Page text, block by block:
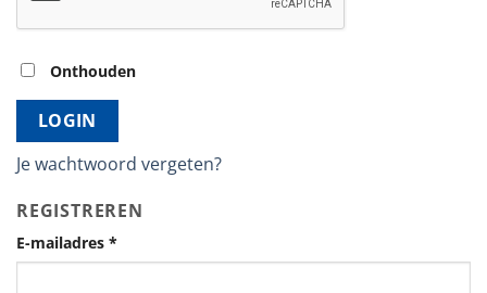
Onthouden
LOGIN
Je wachtwoord vergeten?
REGISTREREN
E-mailadres *